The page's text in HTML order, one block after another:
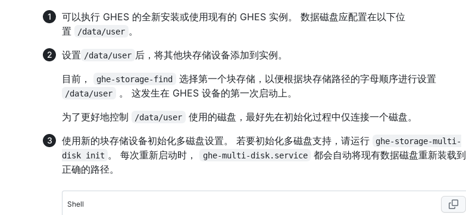
可以执行 GHES 的全新安装或使用现有的 GHES 实例。 数据磁盘应配置在以下位
置
/data/user 。
设置 /data/user 后，将其他块存储设备添加到实例。
目前，
ghe-storage-find 选择第一个块存储，以便根据块存储路径的字母顺序进行设置
/data/user
。 这发生在 GHES 设备的第一次启动上。
为了更好地控制
/data/user
使用的磁盘，最好先在初始化过程中仅连接一个磁盘。
使用新的块存储设备初始化多磁盘设置。 若要初始化多磁盘支持，请运行
ghe-storage-multi-
disk init 。 每次重新启动时， ghe-multi-disk.service
都会自动将现有数据磁盘重新装载到
正确的路径。
Shell